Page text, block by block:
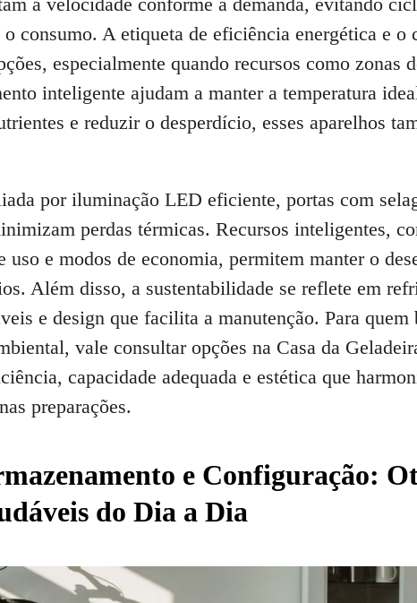
o consumo. A etiqueta de eficiência energética e o
especialmente quando recursos como zonas
inteligente ajudam a manter a temperatura
e reduzir o desperdício, esses aparelhos
por iluminação LED eficiente, portas com
perdas térmicas. Recursos inteligentes,
uso e modos de economia, permitem manter o
Além disso, a sustentabilidade se reflete em
e design que facilita a manutenção. Para
vale consultar opções na Casa da
capacidade adequada e estética que
preparações.
e Configuração:
do Dia a Dia